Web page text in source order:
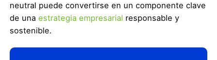
neutral puede convertirse en un componente clave
de una estrategia empresarial responsable y
sostenible.